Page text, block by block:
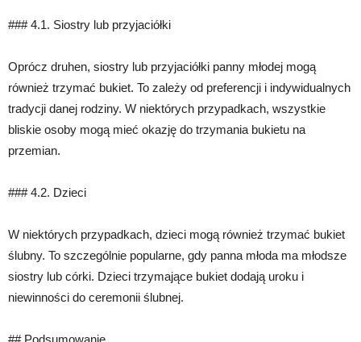
### 4.1. Siostry lub przyjaciółki
Oprócz druhen, siostry lub przyjaciółki panny młodej mogą
również trzymać bukiet. To zależy od preferencji i indywidualnych
tradycji danej rodziny. W niektórych przypadkach, wszystkie
bliskie osoby mogą mieć okazję do trzymania bukietu na
przemian.
### 4.2. Dzieci
W niektórych przypadkach, dzieci mogą również trzymać bukiet
ślubny. To szczególnie popularne, gdy panna młoda ma młodsze
siostry lub córki. Dzieci trzymające bukiet dodają uroku i
niewinności do ceremonii ślubnej.
## Podsumowanie